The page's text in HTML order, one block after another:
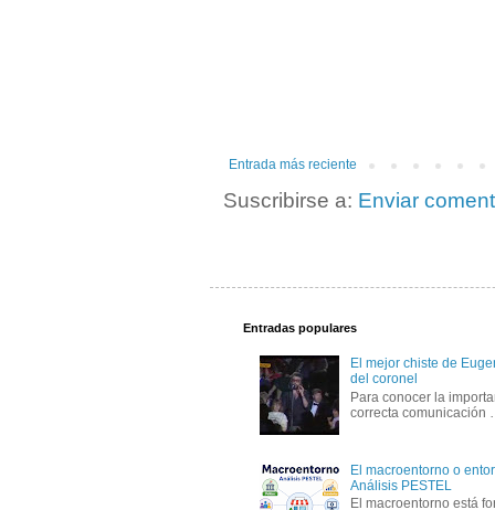
Entrada más reciente
Suscribirse a: Enviar
Entradas populares
El mejor chiste de
del coronel
Para conocer la
correcta
El macroentorno o
Análisis PESTEL
El macroentorno está